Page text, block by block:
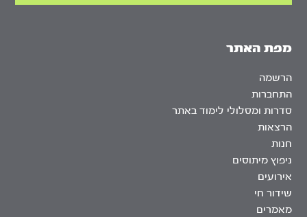
מפת האתר
הרשמה
התחברות
סדרות ומסלולי לימוד באתר
הרצאות
חנות
ניפוץ מיתוסים
אירועים
שידור חי
מאמרים